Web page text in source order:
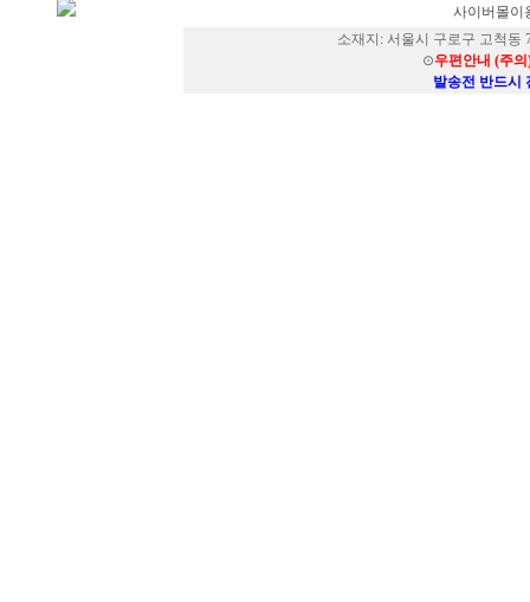
사이버몰이
소재지: 서울시 구로구 고척동
⊙우편안내 (주
발송전 반드시